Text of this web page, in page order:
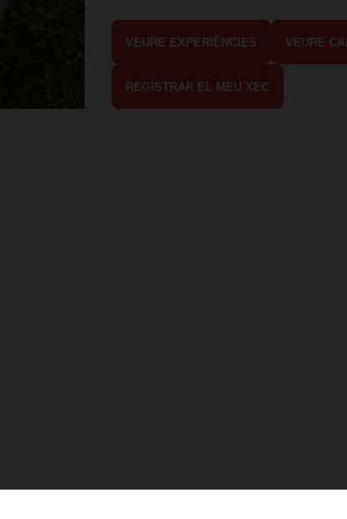
VEURE EXPERIÈNCIES VEURE
REGISTRAR EL MEU XEC